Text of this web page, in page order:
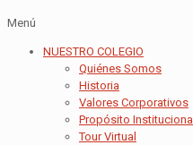
Menú
NUESTRO COLEGIO
Quiénes Somos
Historia
Valores Corporativos
Propósito Institucional
Tour Virtual